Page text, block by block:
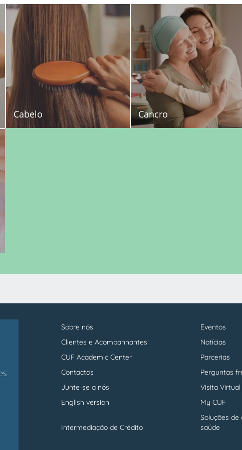
Cabelo Cancro
footer
Sobre nós
Eventos
Clientes e Acompanhantes
Notícias
CUF Academic Center
Parcerias
Contactos
Perguntas
Junte-se a nós
Visita Virtual
English version
My CUF
Intermediação de Crédito
Soluções de
saúde